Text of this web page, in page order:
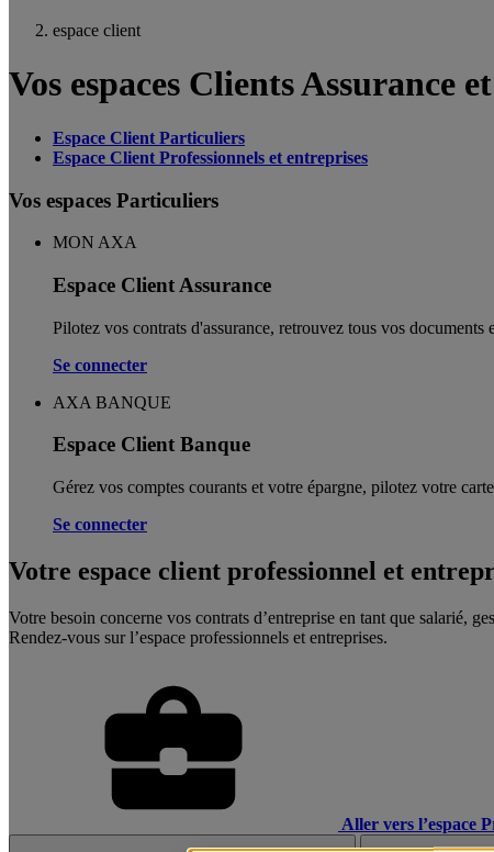
espace client
Vos espaces Clients Assurance
Espace Client Particuliers
Espace Client Professionnels et entreprises
Vos espaces Particuliers
MON AXA
Espace Client Assurance
Pilotez vos contrats d'assurance, retrouvez tous vos
Se connecter
AXA BANQUE
Espace Client Banque
Gérez vos comptes courants et votre épargne, pilotez votre
Se connecter
Votre espace client professionnel et
Votre besoin concerne vos contrats d’entreprise en tant que salarié,
Rendez-vous sur l’espace professionnels et entreprises.
Aller vers l’espace